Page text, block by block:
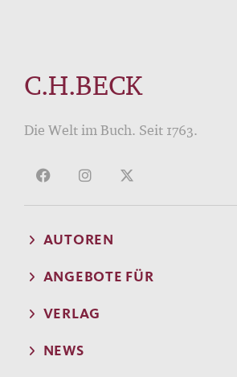
C.H.BECK
Die Welt im Buch. Seit 1763.
AUTOREN
ANGEBOTE FÜR
VERLAG
NEWS